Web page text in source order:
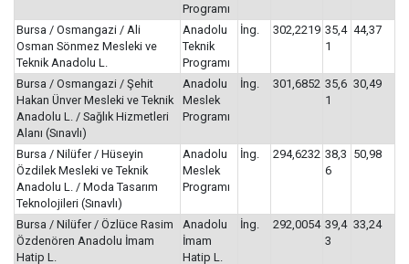
Programı
Bursa / Osmangazi / Ali
Osman Sönmez Mesleki ve
Teknik Anadolu L.
Anadolu
Teknik
Programı
İng. 302,2219 35,4
1
44,37
Bursa / Osmangazi / Şehit
Hakan Ünver Mesleki ve Teknik
Anadolu L. / Sağlık Hizmetleri
Alanı (Sınavlı)
Anadolu
Meslek
Programı
İng. 301,6852 35,6
1
30,49
Bursa / Nilüfer / Hüseyin
Özdilek Mesleki ve Teknik
Anadolu L. / Moda Tasarım
Teknolojileri (Sınavlı)
Anadolu
Meslek
Programı
İng. 294,6232 38,3
6
50,98
Bursa / Nilüfer / Özlüce Rasim
Özdenören Anadolu İmam
Hatip L.
Anadolu
İmam
Hatip L.
İng. 292,0054 39,4
3
33,24